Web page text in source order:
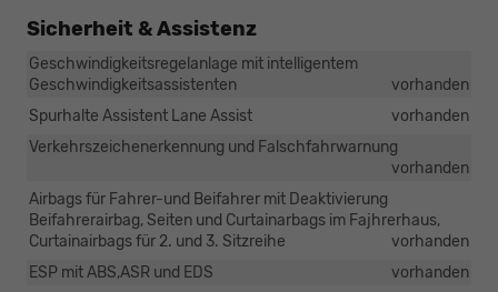
Sicherheit & Assistenz
Geschwindigkeitsregelanlage mit intelligentem
Geschwindigkeitsassistenten
vorhanden
Spurhalte Assistent Lane Assist
vorhanden
Verkehrszeichenerkennung und Falschfahrwarnung
vorhanden
Airbags für Fahrer-und Beifahrer mit Deaktivierung
Beifahrerairbag, Seiten und Curtainarbags im Fajhrerhaus,
Curtainairbags für 2. und 3. Sitzreihe
vorhanden
ESP mit ABS,ASR und EDS
vorhanden